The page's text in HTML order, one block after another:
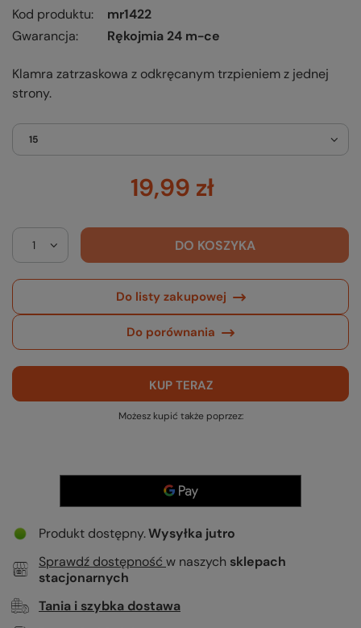
Kod produktu
mr1422
Gwarancja
Rękojmia 24 m-ce
Klamra zatrzaskowa z odkręcanym trzpieniem z jednej
strony.
15
19,99 zł
DO KOSZYKA
Do listy zakupowej
Do porównania
KUP TERAZ
Możesz kupić także poprzez:
Produkt dostępny Wysyłka jutro
Sprawdź dostępność w naszych sklepach
stacjonarnych
Tania i szybka dostawa